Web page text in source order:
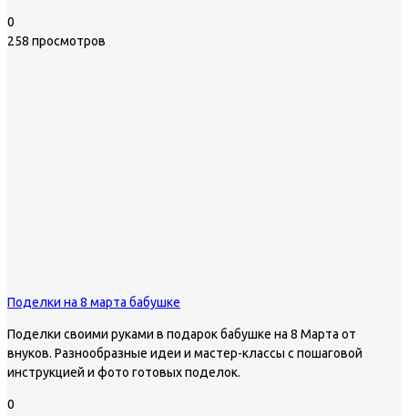
0
258 просмотров
Поделки на 8 марта бабушке
Поделки своими руками в подарок бабушке на 8 Марта от
внуков. Разнообразные идеи и мастер-классы с пошаговой
инструкцией и фото готовых поделок.
0